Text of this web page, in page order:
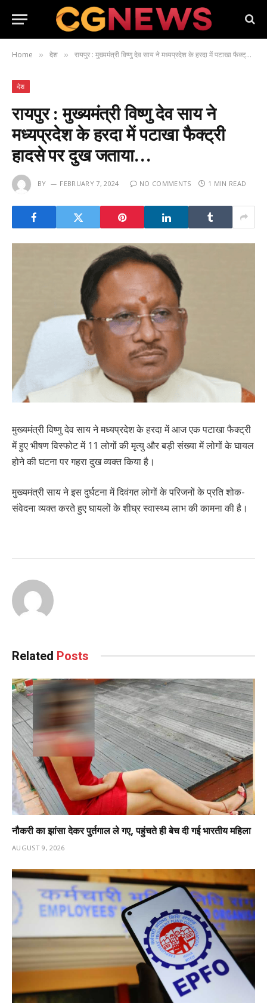
Home » देश » रायपुर : मुख्यमंत्री विष्णु देव साय ने मध्यप्रदेश के हरदा में पटाखा फैक्ट्री हादसे पर दुख जताया…
देश
रायपुर : मुख्यमंत्री विष्णु देव साय ने
मध्यप्रदेश के हरदा में पटाखा फैक्ट्री
हादसे पर दुख जताया…
BY FEBRUARY 7, 2024 NO COMMENTS 1 MIN READ
मुख्यमंत्री विष्णु देव साय ने मध्यप्रदेश के हरदा में आज एक पटाखा फैक्ट्री
में हुए भीषण विस्फोट में 11 लोगों की मृत्यु और बड़ी संख्या में लोगों के घायल
होने की घटना पर गहरा दुख व्यक्त किया है।
मुख्यमंत्री साय ने इस दुर्घटना में दिवंगत लोगों के परिजनों के प्रति शोक-
संवेदना व्यक्त करते हुए घायलों के शीघ्र स्वास्थ्य लाभ की कामना की है।
Related Posts
नौकरी का झांसा देकर पुर्तगाल ले गए, पहुंचते ही बेच दी गई भारतीय महिला
AUGUST 9, 2026